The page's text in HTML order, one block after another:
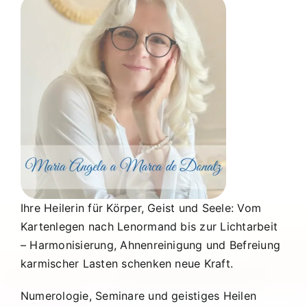
Ihre Heilerin für Körper, Geist und Seele: Vom
Kartenlegen nach Lenormand bis zur Lichtarbeit
– Harmonisierung, Ahnenreinigung und Befreiung
karmischer Lasten schenken neue Kraft.
Numerologie, Seminare und geistiges Heilen